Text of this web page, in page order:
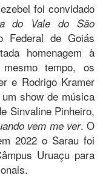
foi convidado
do Vale do São
Federal de Goiás
homenagem à
tempo, os
e Rodrigo Kramer
show de música
Sinvaline Pinheiro,
vem me ver. O
2022 o Sarau foi
Uruaçu para